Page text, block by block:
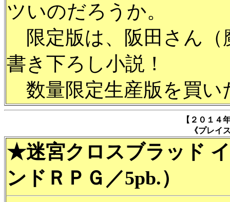
ツいのだろうか。
限定版は、阪田さん（
書き下ろし小説！
数量限定生産版を買い
【２０１４
《プレイ
★迷宮クロスブラッド
ンドＲＰＧ／5pb.）